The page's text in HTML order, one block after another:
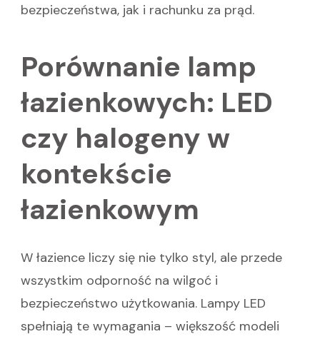
bezpieczeństwa, jak i rachunku za prąd.
Porównanie lamp
łazienkowych: LED
czy halogeny w
kontekście
łazienkowym
W łazience liczy się nie tylko styl, ale przede
wszystkim odporność na wilgoć i
bezpieczeństwo użytkowania. Lampy LED
spełniają te wymagania – większość modeli